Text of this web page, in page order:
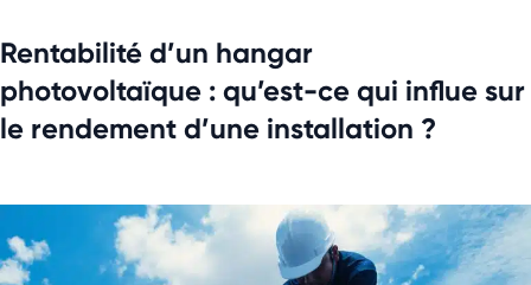
Rentabilité d’un hangar
photovoltaïque : qu’est-ce qui influe sur
le rendement d’une installation ?